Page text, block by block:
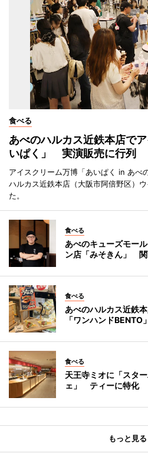
食べる
あべのハルカス近鉄本店で
いぱく」 実演販売に行列
アイスクリーム万博「あいぱく in あべ
ハルカス近鉄本店（大阪市阿倍野区）
た。
食べる
あべのキューズモー
ン店「みそきん」
食べる
あべのハルカス近鉄
「ワンハンドBENTO
食べる
天王寺ミオに「スタ
ェ」 ティーに特化
もっと見る